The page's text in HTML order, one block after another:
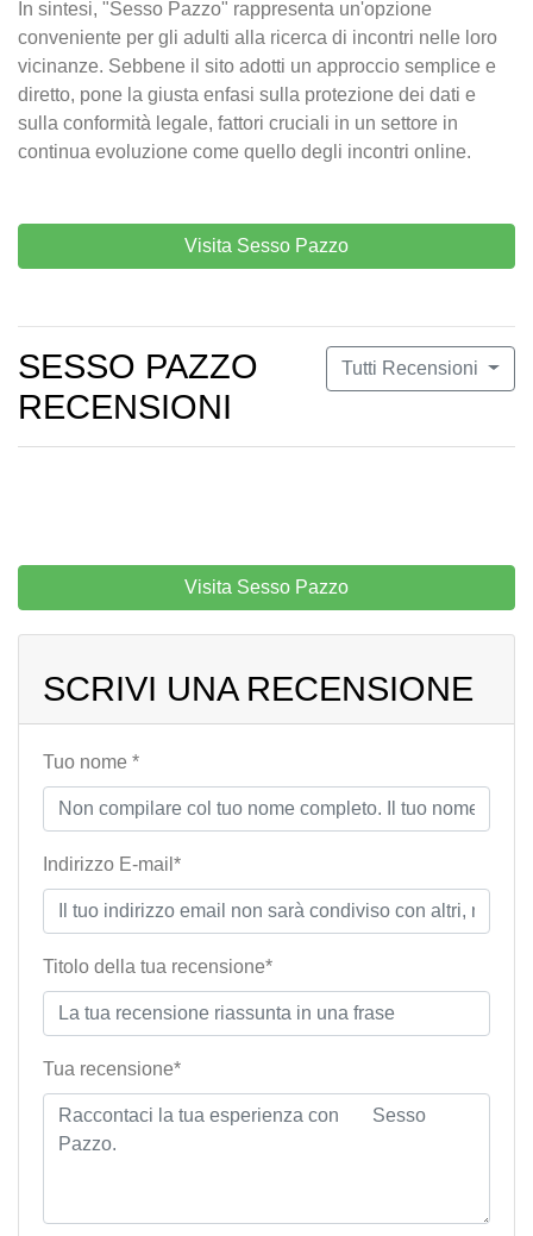
In sintesi, "Sesso Pazzo" rappresenta un'opzione
conveniente per gli adulti alla ricerca di incontri nelle loro
vicinanze. Sebbene il sito adotti un approccio semplice e
diretto, pone la giusta enfasi sulla protezione dei dati e
sulla conformità legale, fattori cruciali in un settore in
continua evoluzione come quello degli incontri online.
Visita Sesso Pazzo
Tutti Recensioni
SESSO PAZZO
RECENSIONI
Visita Sesso Pazzo
SCRIVI UNA RECENSIONE
Tuo nome *
Indirizzo E-mail*
Titolo della tua recensione*
Tua recensione*